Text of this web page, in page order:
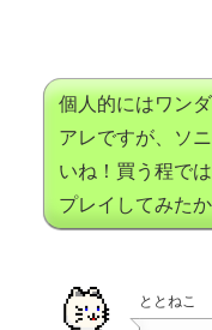
個人的にはワン
アレですが、ソ
いね！買う程で
プレイしてみたか
ととねこ